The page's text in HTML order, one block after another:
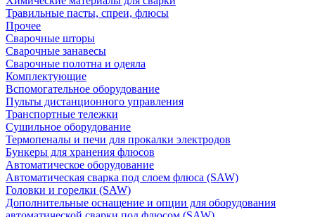
Травильные пасты, спреи, флюсы
Прочее
Сварочные шторы
Сварочные занавесы
Сварочные полотна и одеяла
Комплектующие
Вспомогательное оборудование
Пульты дистанционного управления
Транспортные тележки
Сушильное оборудование
Термопеналы и печи для прокалки электродов
Бункеры для хранения флюсов
Автоматическое оборудование
Автоматическая сварка под слоем флюса (SAW)
Головки и горелки (SAW)
Дополнительные оснащение и опции для оборудования